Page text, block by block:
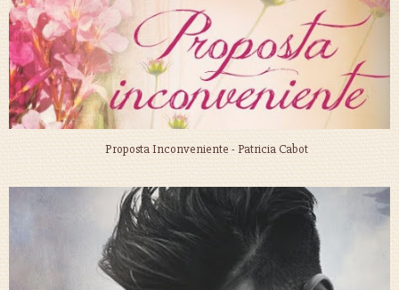
Proposta Inconveniente - Patricia Cabot